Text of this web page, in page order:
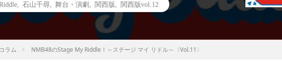
石山千尋 舞台・演劇 関西版 関西版vol.12
ラム NMB48のStage My Riddle！～ステージ マイ リドル～〈Vol.11〉